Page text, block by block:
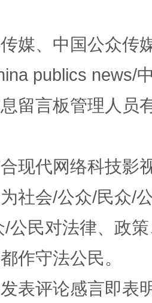
地、白藏房
背后
媒、中国公众传
publics news/
留言板管理人员
现代网络科技影
社会/公众/民众/
/公民对法律、政
作守法公民。
表评论感言即表